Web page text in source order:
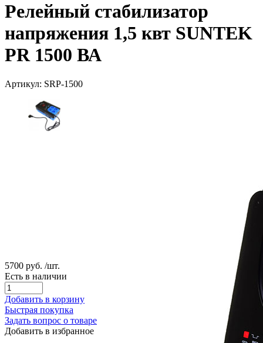
Релейный стабилизатор
напряжения 1,5 квт SUNTEK
PR 1500 ВА
Артикул: SRP-1500
5700 руб. /шт.
Есть в наличии
Добавить в корзину
Быстрая покупка
Задать вопрос о товаре
Добавить в избранное